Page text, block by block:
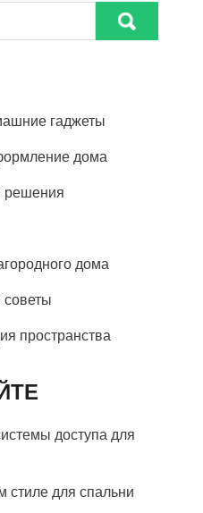
гаджеты
дома
решения
дома
пространства
доступа для
стиле для спальни